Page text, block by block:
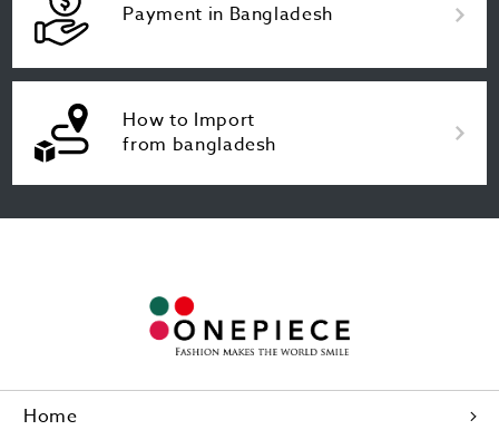
Payment in Bangladesh
How to Import
from bangladesh
Home